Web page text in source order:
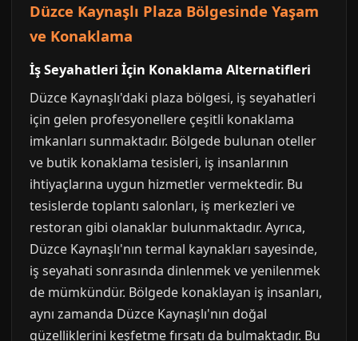
Düzce Kaynaşlı Plaza Bölgesinde Yaşam
ve Konaklama
İş Seyahatleri İçin Konaklama Alternatifleri
Düzce Kaynaşlı'daki plaza bölgesi, iş seyahatleri
için gelen profesyonellere çeşitli konaklama
imkanları sunmaktadır. Bölgede bulunan oteller
ve butik konaklama tesisleri, iş insanlarının
ihtiyaçlarına uygun hizmetler vermektedir. Bu
tesislerde toplantı salonları, iş merkezleri ve
restoran gibi olanaklar bulunmaktadır. Ayrıca,
Düzce Kaynaşlı'nın termal kaynakları sayesinde,
iş seyahati sonrasında dinlenmek ve yenilenmek
de mümkündür. Bölgede konaklayan iş insanları,
aynı zamanda Düzce Kaynaşlı'nın doğal
güzelliklerini keşfetme fırsatı da bulmaktadır. Bu